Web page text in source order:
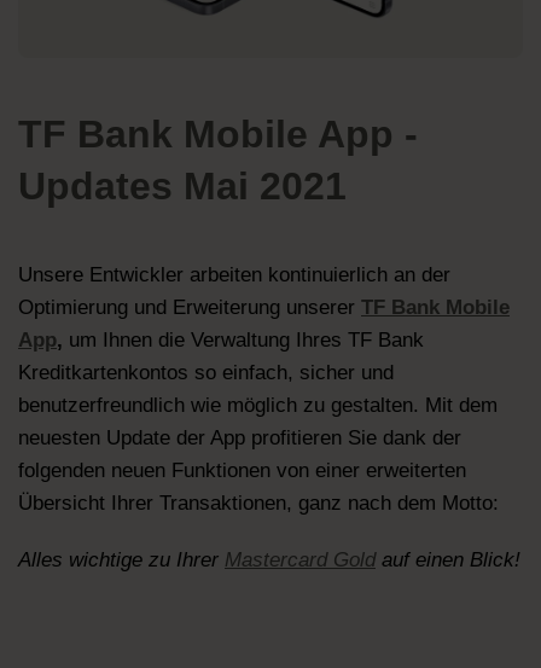
TF Bank Mobile App -
Updates Mai 2021
Unsere Entwickler arbeiten kontinuierlich an der
Optimierung und Erweiterung unserer TF Bank Mobile
App, um Ihnen die Verwaltung Ihres TF Bank
Kreditkartenkontos so einfach, sicher und
benutzerfreundlich wie möglich zu gestalten. Mit dem
neuesten Update der App profitieren Sie dank der
folgenden neuen Funktionen von einer erweiterten
Übersicht Ihrer Transaktionen, ganz nach dem Motto:
Alles wichtige zu Ihrer Mastercard Goldauf einen Blick!